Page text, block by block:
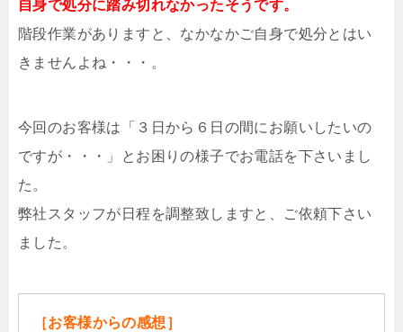
自身で処分に踏み切れなかったそうです。
階段作業がありますと、なかなかご自身で処分とはい
きませんよね・・・。
今回のお客様は「３日から６日の間にお願いしたいの
ですが・・・」とお困りの様子でお電話を下さいまし
た。
弊社スタッフが日程を調整致しますと、ご依頼下さい
ました。
［お客様からの感想］